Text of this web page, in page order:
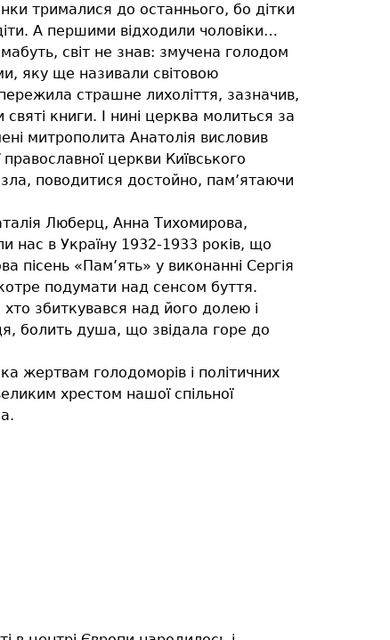
трималися до останнього, бо дітки
А першими відходили чоловіки…
світ не знав: змучена голодом
яку ще називали світовою
страшне лихоліття, зазначив,
книги. І нині церква молиться за
митрополита Анатолія висловив
церкви Київського
поводитися достойно, пам’ятаючи
Люберц, Анна Тихомирова,
нас в Україну 1932-1933 років, що
пісень «Пам’ять» у виконанні Сергія
подумати над сенсом буття.
збиткувався над його долею і
болить душа, що звідала горе до
жертвам голодоморів і політичних
хрестом нашої спільної